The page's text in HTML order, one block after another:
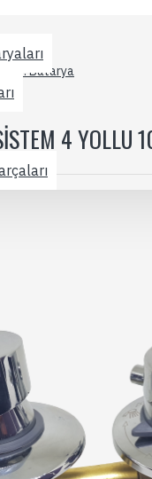
cm. Batarya
4 YOLLU